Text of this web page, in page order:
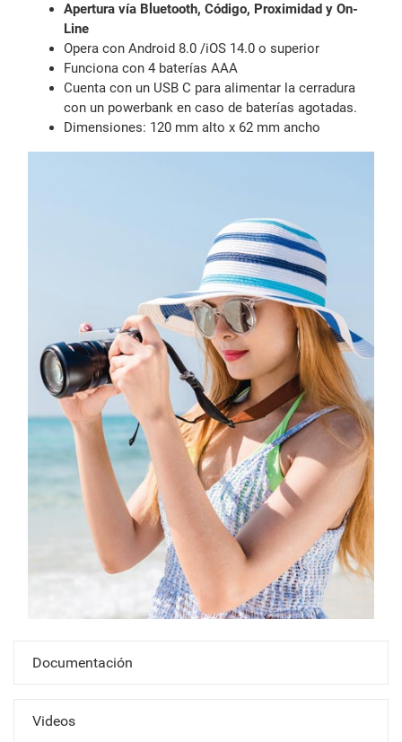
Apertura vía Bluetooth, Código, Proximidad y On-
Line
Opera con Android 8.0 /iOS 14.0 o superior
Funciona con 4 baterías AAA
Cuenta con un USB C para alimentar la cerradura
con un powerbank en caso de baterías agotadas.
Dimensiones: 120 mm alto x 62 mm ancho
Documentación
Videos